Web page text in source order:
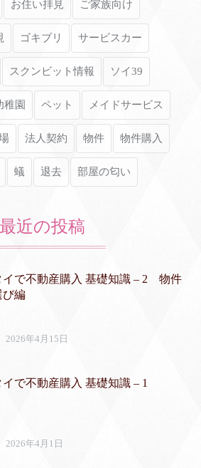
お住い拝見 ご家族向け
ゴキブリ サービスカー
スクンビット情報 ソイ39
稚園 ペット メイドサービス
法人契約 物件 物件購入
蟻 退去 部屋の匂い
最近の投稿
イで不動産購入 基礎知識 – 2 物件
び編
2026年4月15日
イで不動産購入 基礎知識 – 1
2026年4月1日